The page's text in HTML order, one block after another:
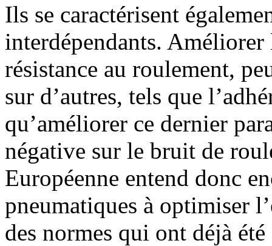
Ils se caractérisent
interdépendants. Améliorer
résistance au roulement,
sur d’autres, tels que
qu’améliorer ce dernier
négative sur le bruit de
Européenne entend donc
pneumatiques à optimiser
des normes qui ont déjà